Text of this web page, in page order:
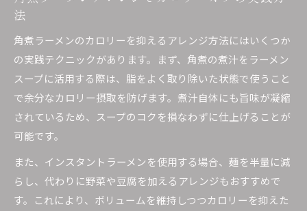
野菜を加えた角煮ラーメンのヘルシーアレンジ
法
角煮ラーメンのカロリーを抑えるアレンジ方法にはいくつか
の実践テクニックがあります。まず、角煮の煮汁をラーメン
スープに活用する際は、脂をよく取り除いた状態で使うこと
で余分なカロリー摂取を防げます。煮汁自体にも旨味が凝縮
されているため、スープのコクを損なわずに仕上げることが
可能です。
また、インスタントラーメンを使用する場合、麺を半量に減
らし、代わりに野菜や豆腐を加えるアレンジもおすすめで
す。これにより、ボリュームを維持しつつカロリーを抑えた